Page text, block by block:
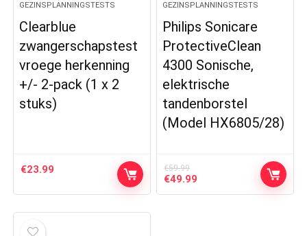
GEZINSPLANNINGSTESTS
Clearblue
zwangerschapstest
vroege herkenning
+/- 2-pack (1 x 2
stuks)
€23.99
GEZINSPLANNINGSTESTS
Philips Sonicare
ProtectiveClean
4300 Sonische,
elektrische
tandenborstel
(Model HX6805/28)
€59.99
Original
€49.99